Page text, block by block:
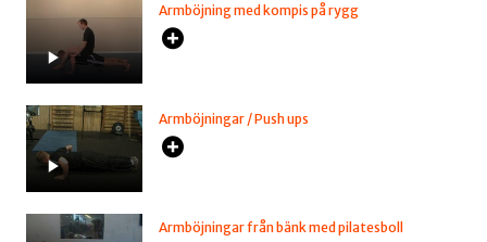
Armböjning med kompis på rygg
Armböjningar / Push ups
Armböjningar från bänk med pilatesboll